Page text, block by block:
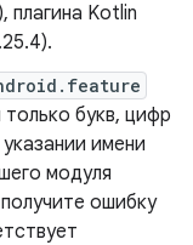
плагина Kotlin
букв, цифр
имени
модуля
ошибку